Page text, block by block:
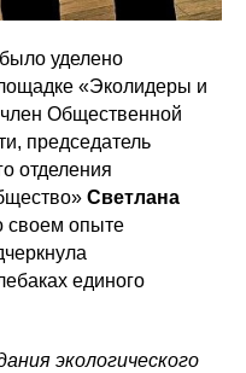
уделено
«Эколидеры и
Общественной
председатель
отделения
Светлана
своем опыте
единого
экологического